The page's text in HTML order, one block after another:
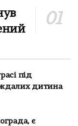
під
дитина
є